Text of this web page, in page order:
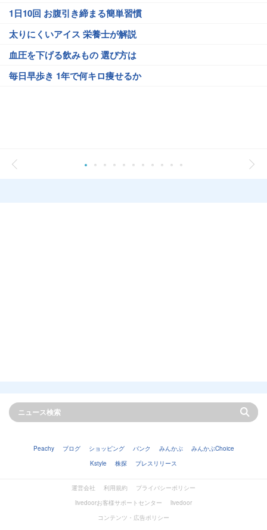
1日10回 お腹引き締まる簡単習慣
太りにくいアイス 栄養士が解説
血圧を下げる飲みもの 選び方は
毎日早歩き 1年で何キロ痩せるか
Peachy ブログ ショッピング バンク みんかぶ
みんかぶChoice
Kstyle
株探 プレスリリース
運営会社 利用規約
プライバシーポリシー
livedoorお客様サポートセンター
livedoor
コンテンツ・広告ポリシー